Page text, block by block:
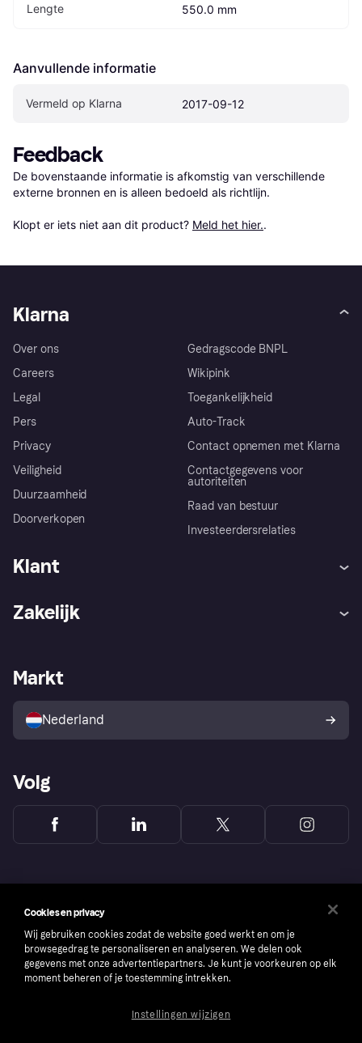
Lengte 550.0 mm
Aanvullende informatie
Vermeld op Klarna 2017-09-12
Feedback
De bovenstaande informatie is afkomstig van verschillende
externe bronnen en is alleen bedoeld als richtlijn.
Klopt er iets niet aan dit product? Meld het hier..
Klarna
Over ons
Careers
Legal
Pers
Privacy
Veiligheid
Duurzaamheid
Doorverkopen
Gedragscode BNPL
Wikipink
Toegankelijkheid
Auto-Track
Contact opnemen met Klarna
Contactgegevens voor
autoriteiten
Raad van bestuur
Investeerdersrelaties
Klant
Winkeloverzicht
Kopersbescherming voor
consumenten
Zakelijk
Zakelijke login
Markt
Nederland
Volg
Cookies en privacy
Wij gebruiken cookies zodat de website goed werkt en om je
browsegedrag te personaliseren en analyseren. We delen ook
gegevens met onze advertentiepartners. Je kunt je voorkeuren op elk
moment beheren of je toestemming intrekken.
Instellingen wijzigen